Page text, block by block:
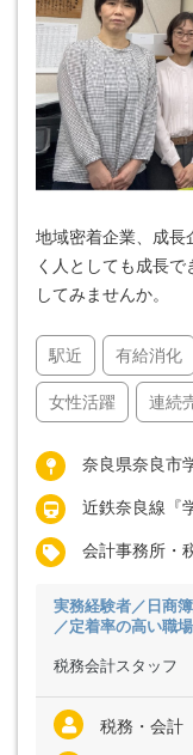
地域密着企業、成長
く人としても成長
してみませんか。
駅近 有給消化
女性活躍 連続
奈良県奈良市
近鉄奈良線『
会計事務所・
実務経験者／日商
／定着率の高い職
税務会計スタッフ
税務・会計